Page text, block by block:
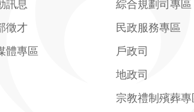
訊息
徵才
體專區
綜合規劃司專區
民政服務專區
戶政司
地政司
宗教禮制殯葬專